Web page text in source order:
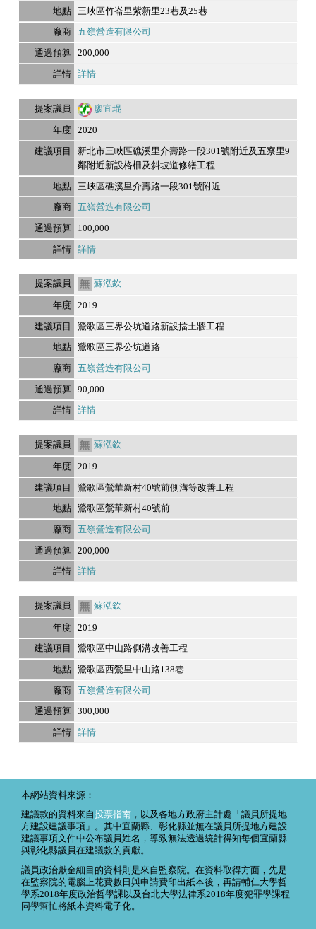
三峽區竹崙里紫新里23巷及25巷
五嶺營造有限公司
200,000
詳情
廖宜琨
2020
新北市三峽區礁溪里介壽路一段301號附近及五寮里9
鄰附近新設格柵及斜坡道修繕工程
三峽區礁溪里介壽路一段301號附近
五嶺營造有限公司
100,000
詳情
蘇泓欽
2019
鶯歌區三界公坑道路新設擋土牆工程
鶯歌區三界公坑道路
五嶺營造有限公司
90,000
詳情
蘇泓欽
2019
鶯歌區鶯華新村40號前側溝等改善工程
鶯歌區鶯華新村40號前
五嶺營造有限公司
200,000
詳情
蘇泓欽
2019
鶯歌區中山路側溝改善工程
鶯歌區西鶯里中山路138巷
五嶺營造有限公司
300,000
詳情
本網站資料來源：
建議款的資料來自投票指南 ，以及各地方政府主計處「議員所提地
方建設建議事項」。其中宜蘭縣、彰化縣並無在議員所提地方建設
建議事項文件中公布議員姓名，導致無法透過統計得知每個宜蘭縣
與彰化縣議員在建議款的貢獻。
議員政治獻金細目的資料則是來自監察院。在資料取得方面，先是
在監察院的電腦上花費數日與申請費印出紙本後，再請輔仁大學哲
學系2018年度政治哲學課以及台北大學法律系2018年度犯罪學課程
同學幫忙將紙本資料電子化。